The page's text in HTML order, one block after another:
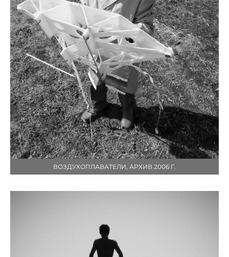
ВОЗДУХОПЛАВАТЕЛИ, АРХИВ 2006 Г.